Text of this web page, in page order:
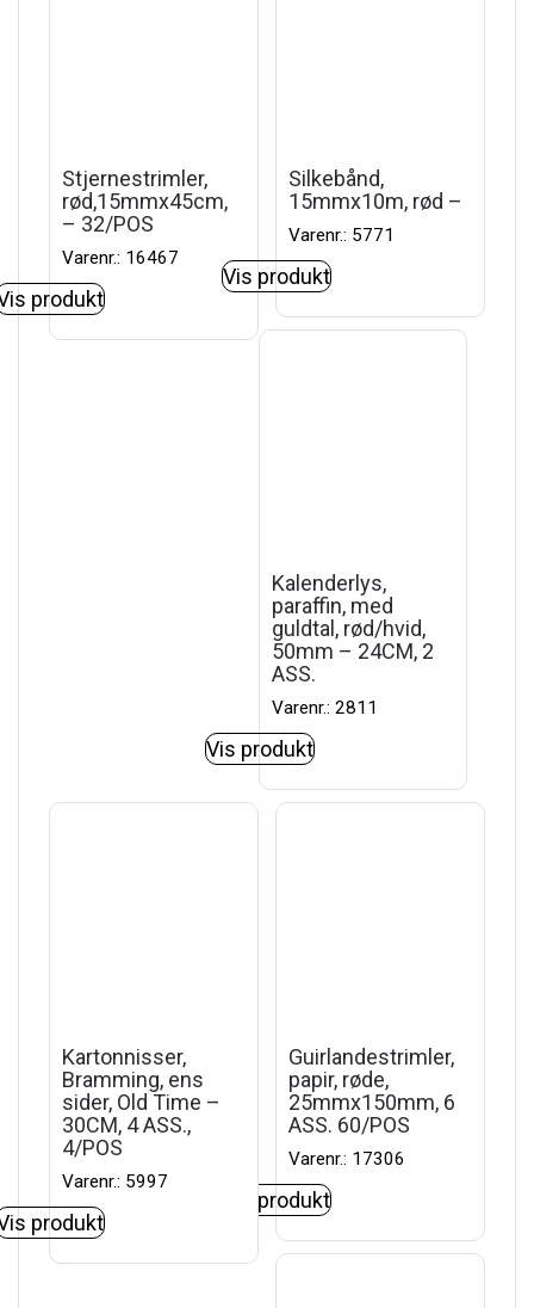
Stjernestrimler,
rød,15mmx45cm,
– 32/POS
Varenr.: 16467
produkt
Silkebånd,
15mmx10m, rød –
Varenr.: 5771
Vis produkt
Kalenderlys,
paraffin, med
guldtal, rød/hvid,
50mm – 24CM, 2
ASS.
Varenr.: 2811
Vis produkt
Guirlandestrimler,
papir, røde,
25mmx150mm, 6
ASS. 60/POS
Varenr.: 17306
Vis produkt
Kartonnisser,
Bramming, ens
sider, Old Time –
30CM, 4 ASS.,
4/POS
Varenr.: 5997
produkt